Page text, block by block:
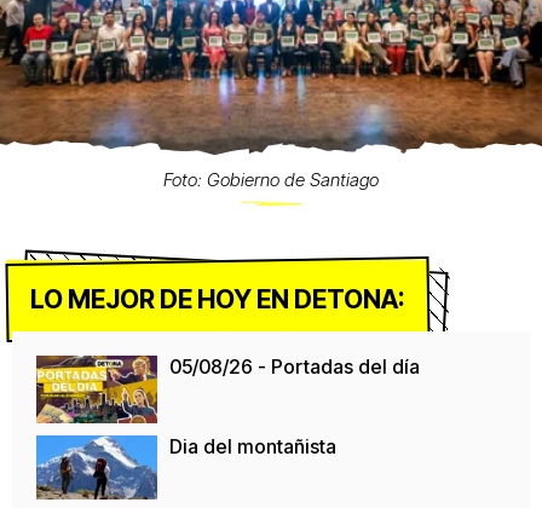
Foto: Gobierno de Santiago
LO MEJOR DE HOY EN DETONA:
05/08/26 - Portadas del día
Dia del montañista